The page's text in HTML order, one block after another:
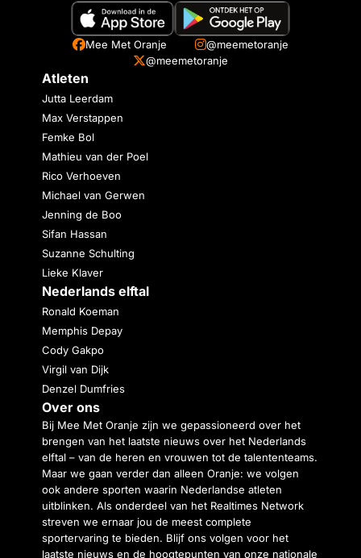
Mee Met Oranje
@meemetoranje
@meemetoranje
Atleten
Jutta Leerdam
Max Verstappen
Femke Bol
Mathieu van der Poel
Rico Verhoeven
Michael van Gerwen
Jenning de Boo
Sifan Hassan
Suzanne Schulting
Lieke Klaver
Nederlands elftal
Ronald Koeman
Memphis Depay
Cody Gakpo
Virgil van Dijk
Denzel Dumfries
Over ons
Bij Mee Met Oranje zijn we gepassioneerd over het
brengen van het laatste nieuws over het Nederlands
elftal – van de heren en vrouwen tot de talententeams.
Maar we gaan verder dan alleen Oranje: we volgen
ook andere sporten waarin Nederlandse atleten
uitblinken. Als onderdeel van het Realtimes Network
streven we ernaar jou de meest complete
sportervaring te bieden. Blijf ons volgen voor het
laatste nieuws en de hoogtepunten van onze nationale